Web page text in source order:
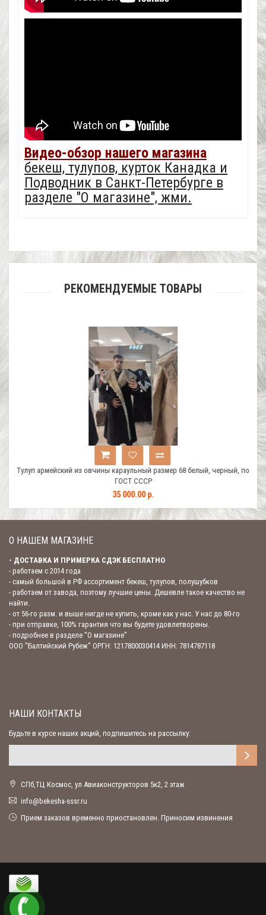
Видео-обзор нашего магазина
бекеш, тулупов, курток Канадка и
Подводник в Санкт-Петербурге в
разделе "О магазине", жми.
РЕКОМЕНДУЕМЫЕ ТОВАРЫ
Тулуп армейский из овчины караульный размер 68 белый, черный, по
ГОСТ СССР
35 000.00 р.
О НАШЕМ МАГАЗИНЕ
- ДОСТАВКА И ПРИМЕРКА СДЭК БЕСПЛАТНО
- работаем с 2014 года
- самый большой в РФ ассортимент бекеш, тулупов, полушубков
- работаем от завода, поэтому лучшие цены. Дешевле такое качество не
найти.
- от 56-го разм. и выше нигде не купить, кроме как у нас. У нас до 80-го
- при отправке, 100% гарантия что вы будете удовлетворены.
- подробнее в разделе "О магазине"
ООО "Балтийский Рубеж" ОРГН: 1217800030414 ИНН: 7814787118
НАШИ КОНТАКТЫ
Будьте в курсе наших акций, подпишитесь на рассылку:
СПб,ТЦ Космос, ул Авиаконструкторов 5к2, 2 этаж
ur.rsss-ahsekeb@ofni
Прием заказов временно приостановлен. Приносим извинения